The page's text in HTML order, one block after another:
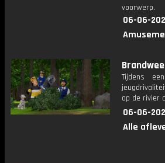
voorwerp.
06-06-
Tijdens
op de rivier
06-06-
Alle